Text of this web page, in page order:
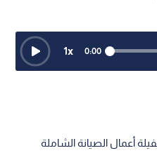
0:00
1x
أعمال الصيانة الشاملة